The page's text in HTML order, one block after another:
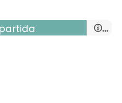
(90x190 cm.)